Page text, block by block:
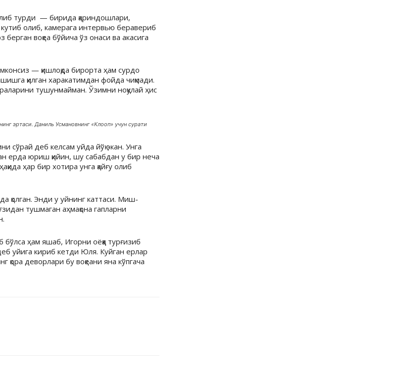
турди — бирида қариндошлари,
олиб, камерага интервью беравериб
воқеа бўйича ўз онаси ва акасига
— қишлоқда бирорта ҳам сурдо
қилган харакатимдан фойда чиқмади.
тушунмайман. Ўзимни ноқулай ҳис
эртаси. Даниль Усмановнинг «Клооп» учун сурати
сўрай деб келсам уйда йўқ экан. Унга
ерда юриш қийин, шу сабабдан у бир неча
ҳар бир хотира унга қайғу олиб
қолган. Энди у уйнинг каттаси. Миш-
тушмаган аҳмақона гапларни
ҳам яшаб, Игорни оёққа турғизиб
уйига кириб кетди Юля. Куйган ерлар
деворлари бу воқеани яна кўпгача